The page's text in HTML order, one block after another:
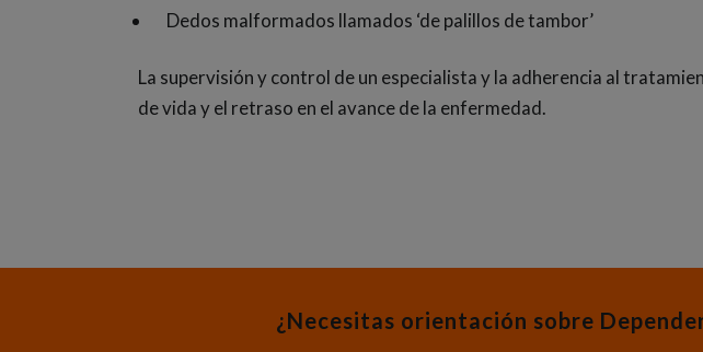
Dedos malformados llamados ‘de palillos de tambor’
La supervisión y control de un especialista y la adherencia al
de vida y el retraso en el avance de la enfermedad.
¿Necesitas orientación sobre